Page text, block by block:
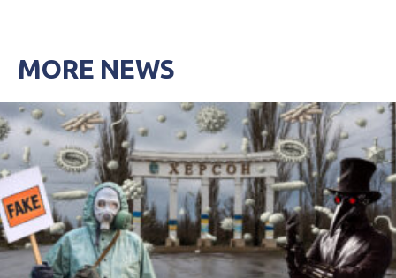
MORE NEWS